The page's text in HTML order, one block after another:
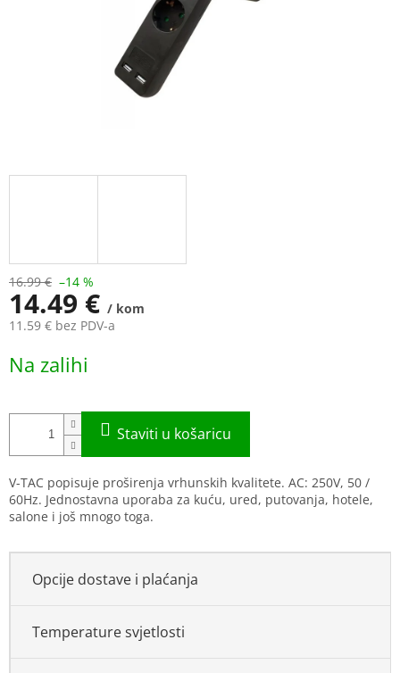
16.99 € –14 %
14.49 € / kom
11.59 € bez PDV-a
price:
Na zalihi
V-TAC popisuje proširenja vrhunskih kvalitete. AC: 250V, 50 /
60Hz. Jednostavna uporaba za kuću, ured, putovanja, hotele,
salone i još mnogo toga.
Opcije dostave i plaćanja
Temperature svjetlosti